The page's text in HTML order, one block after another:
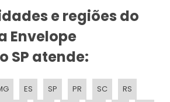
e regiões do
Envelope
SP atende:
ES SP PR SC
RS